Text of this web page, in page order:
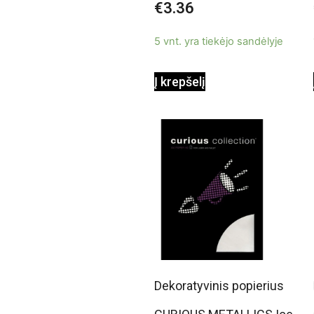
0
iš
€3.36
5 vnt. yra tiekėjo sandėlyje
Į krepšelį
Dekoratyvinis popierius